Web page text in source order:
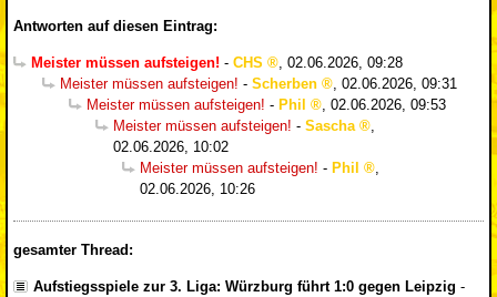
Antworten auf diesen Eintrag:
Meister müssen aufsteigen! - CHS
02.06.2026, 09:28
Meister müssen aufsteigen! - Scherben
02.06.2026, 09:31
Meister müssen aufsteigen! - Phil
02.06.2026, 09:53
Meister müssen aufsteigen! - Sascha
02.06.2026, 10:02
Meister müssen aufsteigen! - Phil
02.06.2026, 10:26
gesamter Thread:
Aufstiegsspiele zur 3. Liga: Würzburg führt 1:0 gegen Leipzig -